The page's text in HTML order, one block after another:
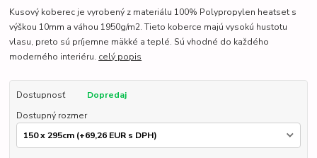
Kusový koberec je vyrobený z materiálu 100% Polypropylen heatset s
výškou 10mm a váhou 1950g/m2. Tieto koberce majú vysokú hustotu
vlasu, preto sú príjemne mäkké a teplé. Sú vhodné do každého
moderného interiéru. celý popis
Dostupnosť
Dopredaj
Dostupný rozmer